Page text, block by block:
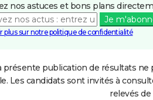
nos astuces et bons plans
Je
plus sur notre politique de confidentialité
présente publication de résultats
Les candidats sont invités à
relevés de